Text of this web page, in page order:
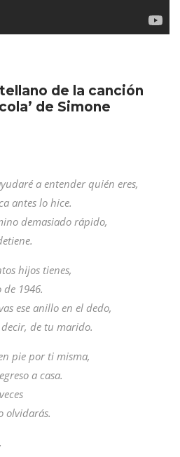
de la canción
de Simone
a entender quién eres,
antes lo hice.
demasiado rápido,
hijos tienes,
1946.
ese anillo en el dedo,
de tu marido.
pie por ti misma,
a casa.
olvidarás.